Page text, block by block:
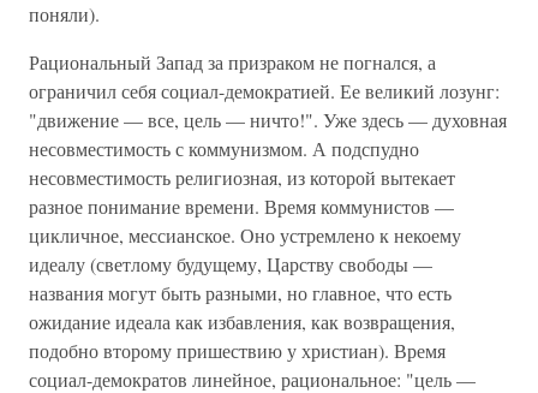
поняли).
Рациональный Запад за призраком не погнался, а
ограничил себя социал-демократией. Ее великий лозунг:
"движение — все, цель — ничто!". Уже здесь — духовная
несовместимость с коммунизмом. А подспудно
несовместимость религиозная, из которой вытекает
разное понимание времени. Время коммунистов —
цикличное, мессианское. Оно устремлено к некоему
идеалу (светлому будущему, Царству свободы —
названия могут быть разными, но главное, что есть
ожидание идеала как избавления, как возвращения,
подобно второму пришествию у христиан). Время
социал-демократов линейное, рациональное: "цель —